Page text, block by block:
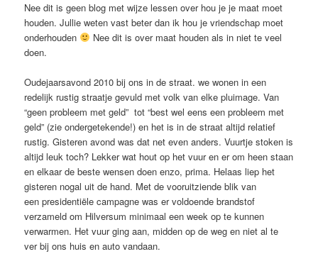
Nee dit is geen blog met wijze lessen over hou je je maat moet
houden. Jullie weten vast beter dan ik hou je vriendschap moet
onderhouden
Nee dit is over maat houden als in niet te veel
doen.
Oudejaarsavond 2010 bij ons in de straat. we wonen in een
redelijk rustig straatje gevuld met volk van elke pluimage. Van
“geen probleem met geld” tot “best wel eens een probleem met
geld” (zie ondergetekende!) en het is in de straat altijd relatief
rustig. Gisteren avond was dat net even anders. Vuurtje stoken is
altijd leuk toch? Lekker wat hout op het vuur en er om heen staan
en elkaar de beste wensen doen enzo, prima. Helaas liep het
gisteren nogal uit de hand. Met de vooruitziende blik van
een presidentiële campagne was er voldoende brandstof
verzameld om Hilversum minimaal een week op te kunnen
verwarmen. Het vuur ging aan, midden op de weg en niet al te
ver bij ons huis en auto vandaan.